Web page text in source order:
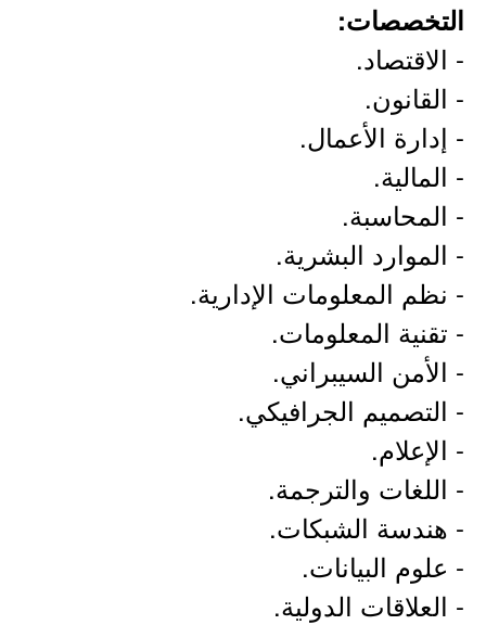
التخصصات:
- الاقتصاد.
- القانون.
- إدارة الأعمال.
- المالية.
- المحاسبة.
- الموارد البشرية.
- نظم المعلومات الإدارية.
- تقنية المعلومات.
- الأمن السيبراني.
- التصميم الجرافيكي.
- الإعلام.
- اللغات والترجمة.
- هندسة الشبكات.
- علوم البيانات.
- العلاقات الدولية.